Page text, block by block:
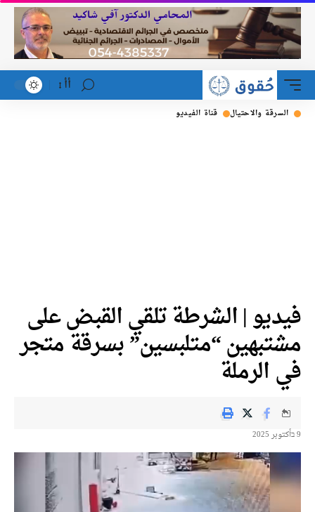
أأ
السرقة والاحتيال قناة الفيديو
فيديو | الشرطة تلقي القبض على
مشتبهين “متلبسين” بسرقة متجر
في الرملة
9 בأكتوبر 2025